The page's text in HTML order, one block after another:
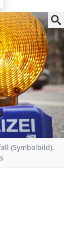
(Symbolbild).